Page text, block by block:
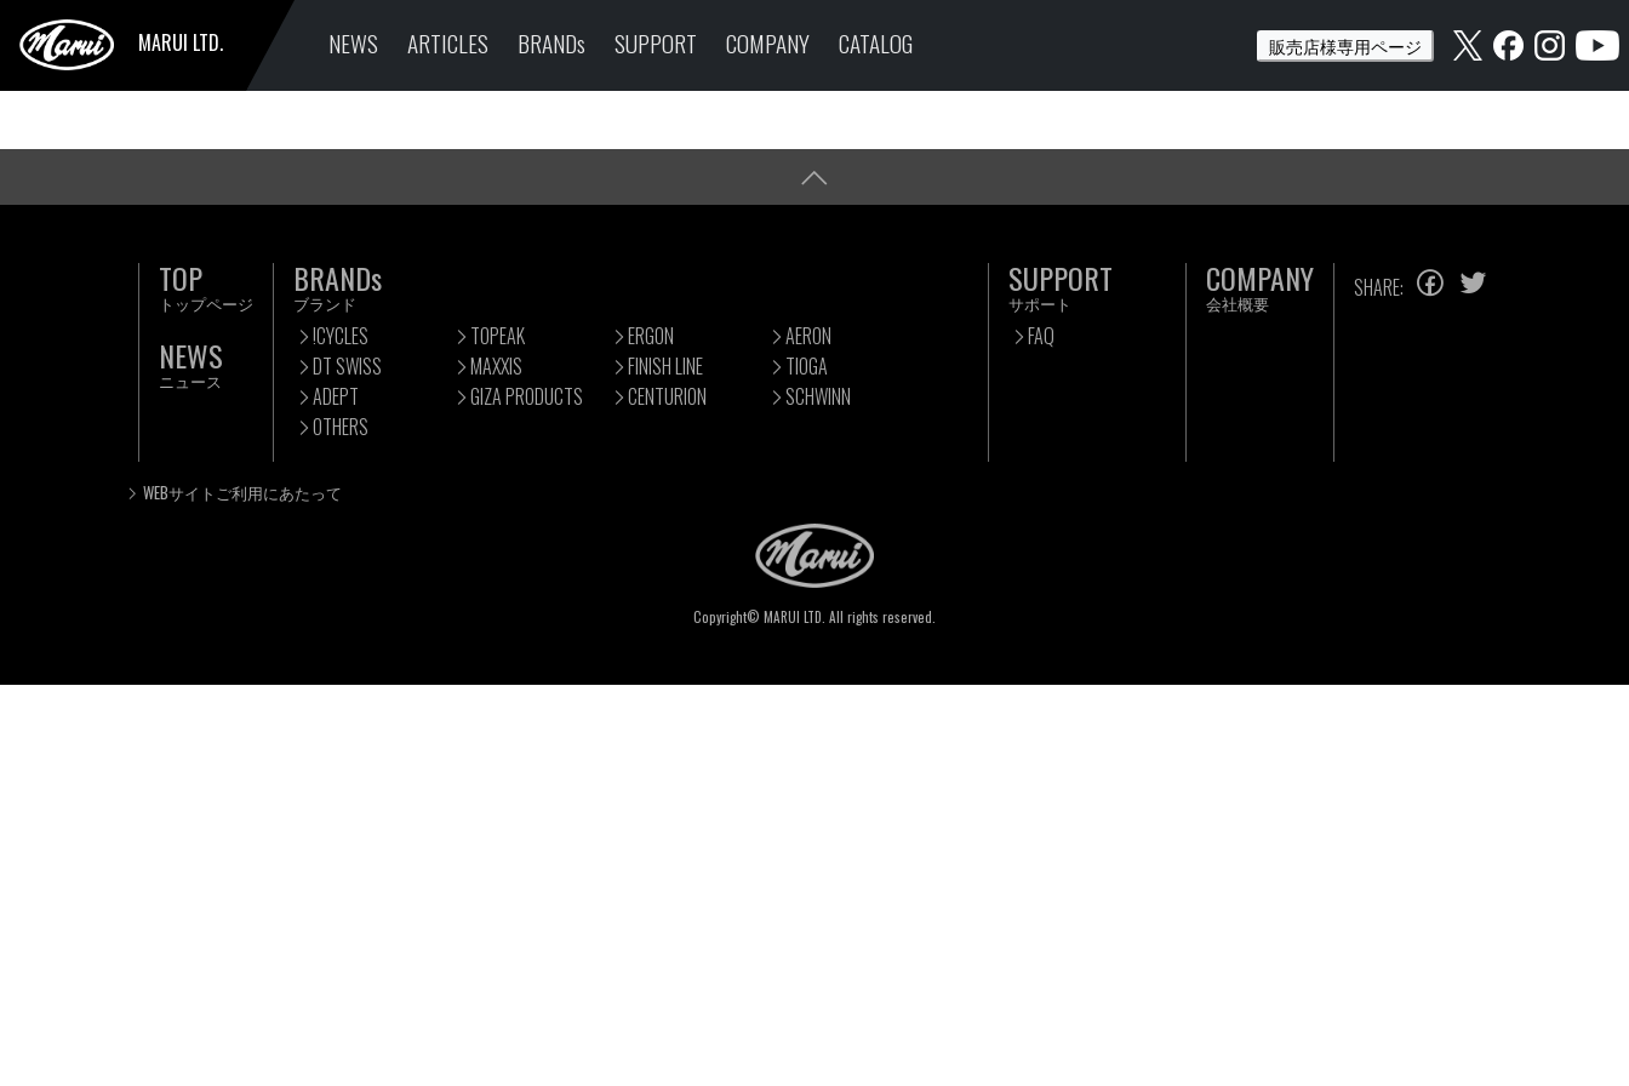
MARUI LTD. NEWS ARTICLES BRANDs SUPPORT COMPANY CATALOG 販売店様専用ページ
TOP
トップページ
NEWS
ニュース
BRANDs
ブランド
!CYCLES TOPEAK ERGON
AERON
DT SWISS
MAXXIS FINISH LINE
TIOGA
ADEPT
GIZA PRODUCTS CENTURION
SCHWINN
OTHERS
SUPPORT
サポート
FAQ
COMPANY
会社概要
SHARE:
WEBサイトご利用にあたって
Copyright© MARUI LTD. All rights reserved.